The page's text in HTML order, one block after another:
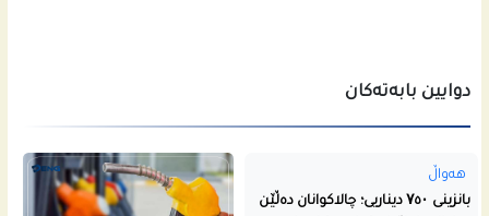
دوایین بابەتەکان
هەواڵ
بانزینی ۷٥۰ دیناریی؛ چالاکوانان دەڵێن